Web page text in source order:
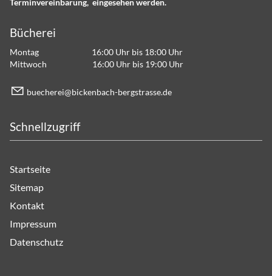
Bücherei
Montag 16:00 Uhr bis 18:00 Uhr
Mittwoch 16:00 Uhr bis 19:00 Uhr
b ch r b ck nb ch-b rgstr ss d
Schnellzugriff
Startseite
Sitemap
Kontakt
Impressum
Datenschutz